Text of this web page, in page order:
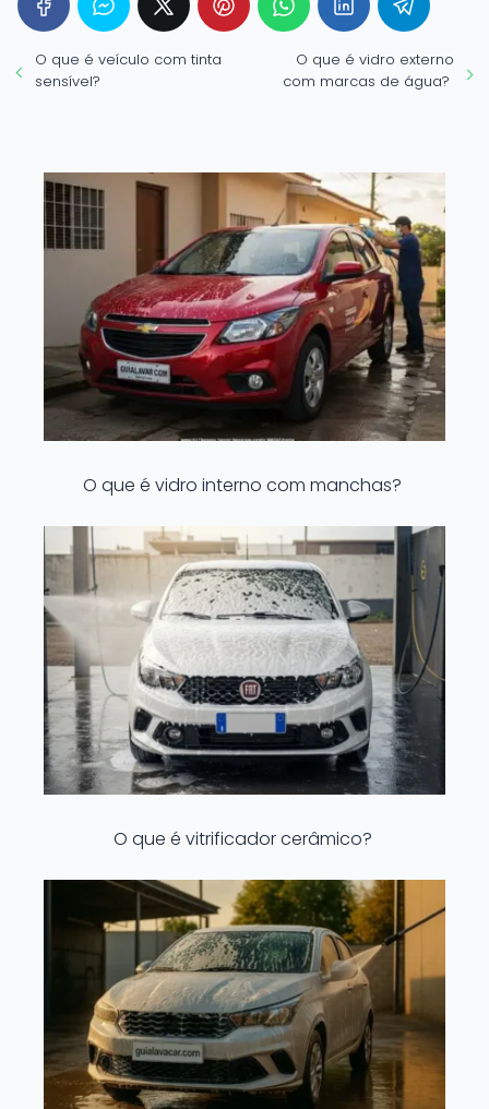
O que é veículo com tinta
sensível?
O que é vidro externo
com marcas de água?
O que é vidro interno com manchas?
O que é vitrificador cerâmico?